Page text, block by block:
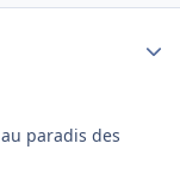
paradis des